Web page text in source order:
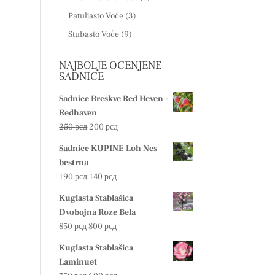
Patuljasto Voće (3)
Stubasto Voće (9)
NAJBOLJE OCENJENE
SADNICE
Sadnice Breskve Red Heven -
Redhaven
250рсдOriginalna
je
250 рсд.
200рсдTrenutna
je:
Sadnice KUPINE Loh Nes
bestrna
190рсд Originalna
je
bila:
190 рсд.
140рсдTrenutna
je:
140 рсд.
Kuglasta Stablašica
Dvobojna Roze Bela
850рсдOriginalna
je
bila:
800рсдTrenutna
je:
Kuglasta Stablašica
Laminuet